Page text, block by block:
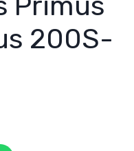
200S-